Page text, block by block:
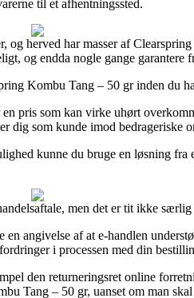
til et afhentningssted.
herved har masser af
og endda nogle gange garantere
Kombu Tang – 50 gr inden du
som kan virke uhørt
dig som kunde imod bedrageriske
kunne du bruge en løsning
men det er tit ikke særlig
angivelse af at e-handlen
i processen med din
den returneringsret online
Tang – 50 gr, uanset om man